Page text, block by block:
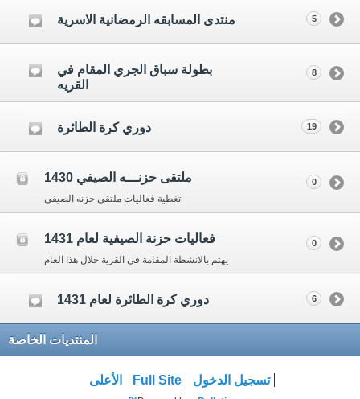
منتدى المسابقه الرمضانية الاسرية 5
بطولة سباق الجري المقام في
القريه
8
دوري كرة الطائرة 19
ملتقى حزنـــه الصيفي 1430
تغطية فعاليات ملتقى حزنه الصيفي
0
فعاليات حزنة الصيفية لعام 1431
يهتم بالانشطة المقامة في القرية خلال هذا العام
0
دوري كرة الطائرة لعام 1431 6
المنتديات الخاصة
تسجيل الدخول Full Site الأعلى